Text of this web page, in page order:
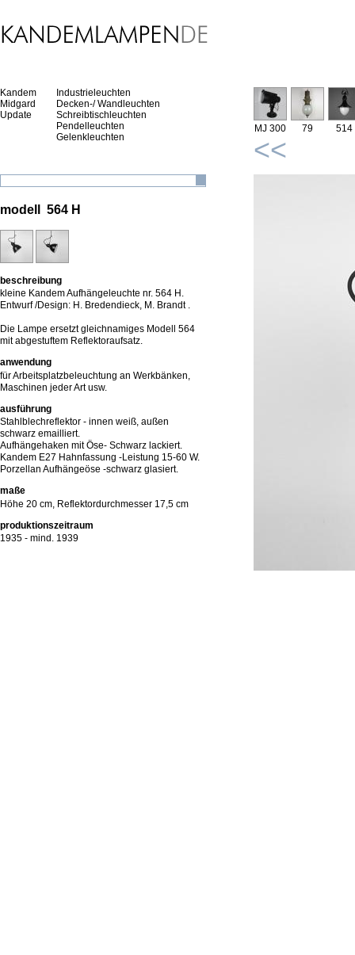
Kandem
Midgard
Update
Industrieleuchten
Decken-/ Wandleuchten
Schreibtischleuchten
Pendelleuchten
Gelenkleuchten
modell 564 H
beschreibung
kleine Kandem Aufhängeleuchte nr. 564 H.
Entwurf /Design: H. Bredendieck, M. Brandt .
Die Lampe ersetzt gleichnamiges Modell 564
mit abgestuftem Reflektoraufsatz.
anwendung
für Arbeitsplatzbeleuchtung an Werkbänken,
Maschinen jeder Art usw.
ausführung
Stahlblechreflektor - innen weiß, außen
schwarz emailliert.
Aufhängehaken mit Öse- Schwarz lackiert.
Kandem E27 Hahnfassung -Leistung 15-60 W.
Porzellan Aufhängeöse -schwarz glasiert.
maße
Höhe 20 cm, Reflektordurchmesser 17,5 cm
produktionszeitraum
1935 - mind. 1939
MJ 300 79 514
<<